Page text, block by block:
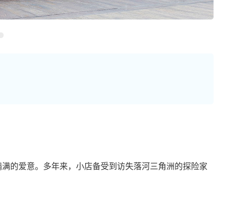
的爱意。多年来，小店备受到访失落河三角洲的探险家